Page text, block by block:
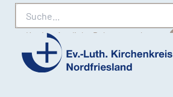
Suche
Karriere Amtliche Bekanntmachungen
Ev.-